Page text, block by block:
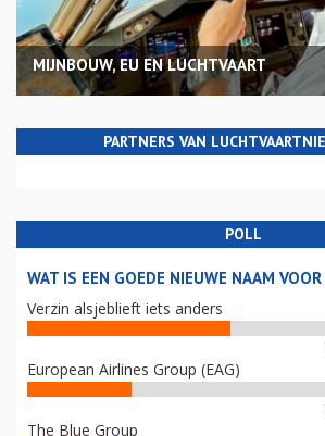
MIJNBOUW, EU EN LUCHTVAART
PARTNERS VAN
POLL
WAT IS EEN GOEDE NIEUWE NAAM
Verzin alsjeblieft iets anders
European Airlines Group (EAG)
The Blue Group